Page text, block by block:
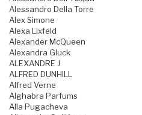
Alessandro Della Torre
Alex Simone
Alexa Lixfeld
Alexander McQueen
Alexandra Gluck
ALEXANDRE J
ALFRED DUNHILL
Alfred Verne
Alghabra Parfums
Alla Pugacheva